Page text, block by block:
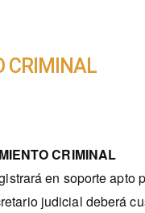
CRIMINAL
CRIMINAL
en soporte apto
judicial deberá